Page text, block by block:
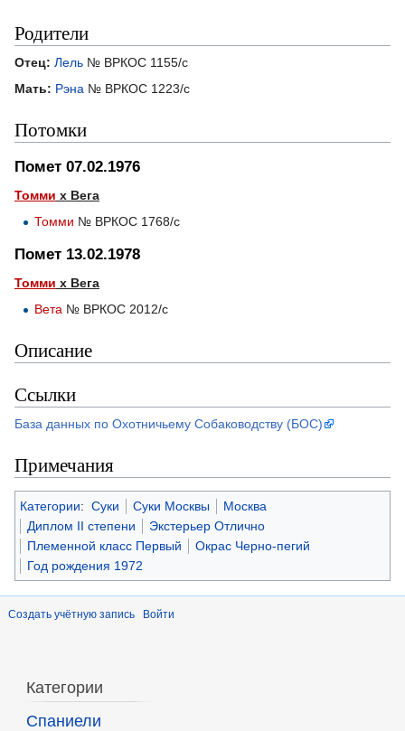
Родители
Отец: Лель № ВРКОС 1155/с
Мать: Рэна № ВРКОС 1223/с
Потомки
Помет 07.02.1976
Томми х Вега
Томми № ВРКОС 1768/с
Помет 13.02.1978
Томми х Вега
Вета № ВРКОС 2012/с
Описание
Ссылки
База данных по Охотничьему Собаководству (БОС)
Примечания
Категории: Суки Суки Москвы
Москва
Диплом II степени
Экстерьер Отлично
Племенной класс Первый
Окрас Черно-пегий
Год рождения 1972
Создать учётную запись Войти
Категории
Спаниели